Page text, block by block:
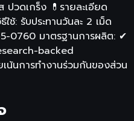
ปวดเกร็ง 💊รายละเอียด
ช้: รับประทานวันละ 2 เม็ด
0760 มาตรฐานการผลิต: ✔
backed
นการทำงานร่วมกันของส่วน